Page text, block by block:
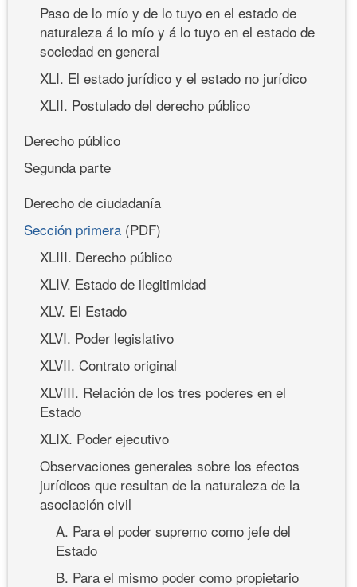
Paso de lo mío y de lo tuyo en el estado de
naturaleza á lo mío y á lo tuyo en el estado de
sociedad en general
XLI. El estado jurídico y el estado no jurídico
XLII. Postulado del derecho público
Derecho público
Segunda parte
Derecho de ciudadanía
Sección primera (PDF)
XLIII. Derecho público
XLIV. Estado de ilegitimidad
XLV. El Estado
XLVI. Poder legislativo
XLVII. Contrato original
XLVIII. Relación de los tres poderes en el
Estado
XLIX. Poder ejecutivo
Observaciones generales sobre los efectos
jurídicos que resultan de la naturaleza de la
asociación civil
A. Para el poder supremo como jefe del
Estado
B. Para el mismo poder como propietario